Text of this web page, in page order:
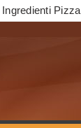
Ingredienti Pizza